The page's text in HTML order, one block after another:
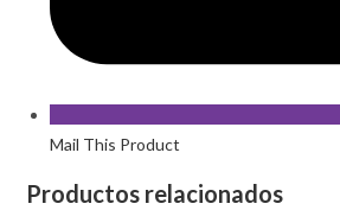
Mail This Product
Productos relacionados